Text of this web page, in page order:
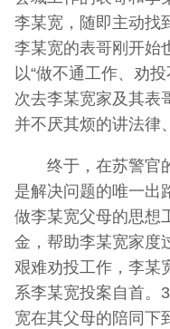
李某宽，随即主动找
李某宽的表哥刚开始
以“做不通工作、劝
次去李某宽家及其表
并不厌其烦的讲法律
终于，在苏警官
是解决问题的唯一出
做李某宽父母的思想
金，帮助李某宽家度
艰难劝投工作，李某
系李某宽投案自首。
宽在其父母的陪同下